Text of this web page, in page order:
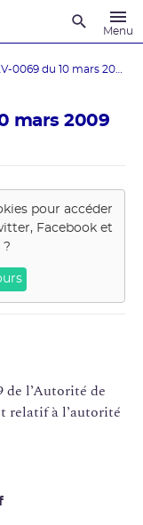
Menu
mars 2009
pour accéder
Facebook et
?
de l’Autorité de
relatif à l’autorité